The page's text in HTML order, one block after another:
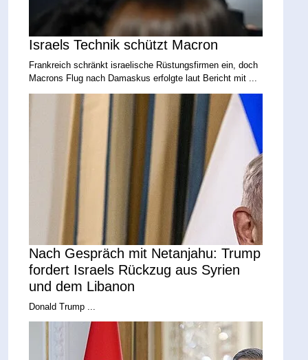
Israels Technik schützt Macron
Frankreich schränkt israelische Rüstungsfirmen ein, doch
Macrons Flug nach Damaskus erfolgte laut Bericht mit ...
Nach Gespräch mit Netanjahu: Trump
fordert Israels Rückzug aus Syrien
und dem Libanon
Donald Trump ...